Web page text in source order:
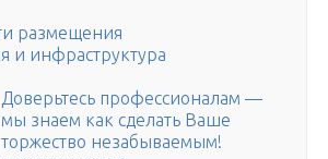
размещения
и инфраструктура
Доверьтесь профессионалам —
мы знаем как сделать Ваше
торжество незабываемым!